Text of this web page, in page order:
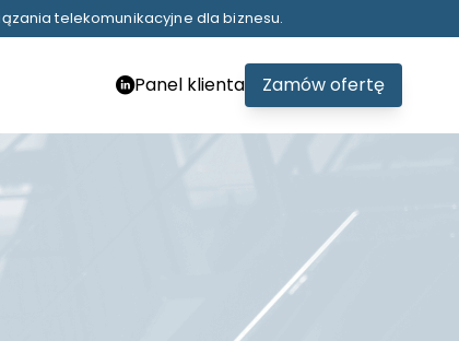
telekomunikacyjne dla biznesu.
Panel klienta Zamów ofertę